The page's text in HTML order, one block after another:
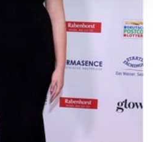
Sie Ihre Präferenzen im
Inhalte und Anzeigen zu
für soziale Medien anbieten
auf unsere Website zu
wir Informationen zu Ihrer
an unsere Partner für
und Analysen weiter. Unsere
möglicherweise mit